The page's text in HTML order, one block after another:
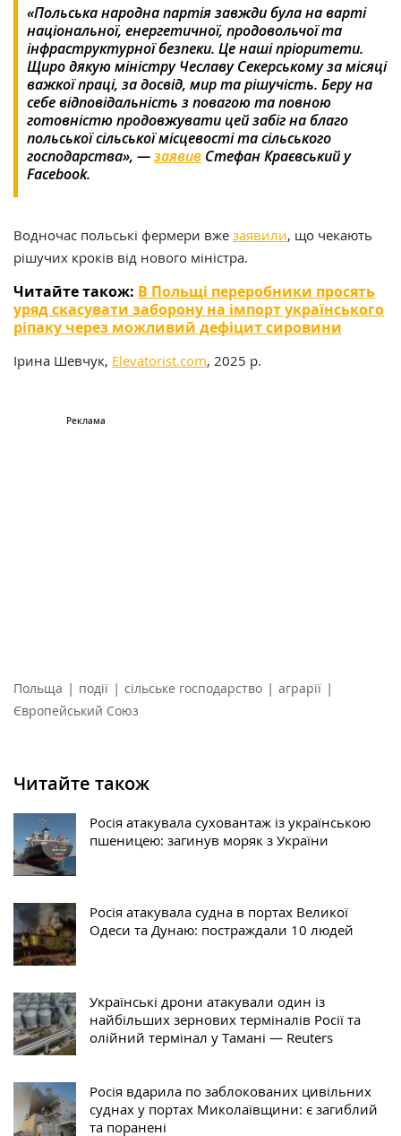
«Польська народна партія завжди була на варті
національної, енергетичної, продовольчої та
інфраструктурної безпеки. Це наші пріоритети.
Щиро дякую міністру Чеславу Секерському за місяці
важкої праці, за досвід, мир та рішучість. Беру на
себе відповідальність з повагою та повною
готовністю продовжувати цей забіг на благо
польської сільської місцевості та сільського
господарства», —заявив Стефан Краєвський у
Facebook.
Водночас польські фермери вже заявили, що чекають
рішучих кроків від нового міністра.
Читайте також: В Польщі переробники просять
уряд скасувати заборону на імпорт українського
ріпаку через можливий дефіцит сировини
Ірина Шевчук, Elevatorist.com, 2025 р.
Польща | події | сільське господарство | аграрії |
Європейський Союз
Читайте також
Росія атакувала суховантаж із українською
пшеницею: загинув моряк з України
Росія атакувала судна в портах Великої
Одеси та Дунаю: постраждали 10 людей
Українські дрони атакували один із
найбільших зернових терміналів Росії та
олійний термінал у Тамані — Reuters
Росія вдарила по заблокованих цивільних
суднах у портах Миколаївщини: є загиблий
та поранені